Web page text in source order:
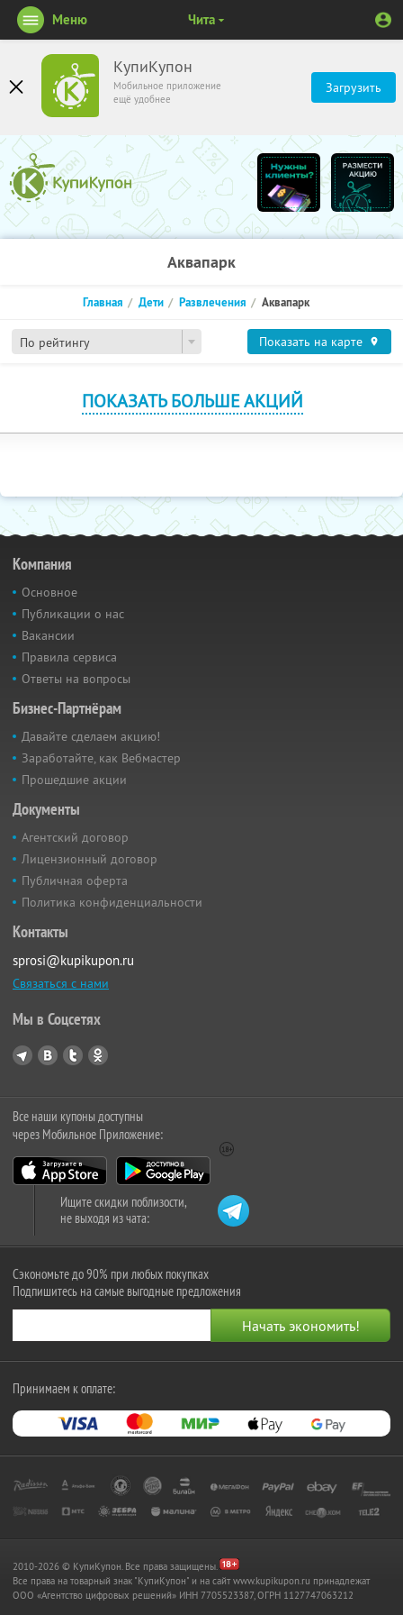
КупиКупон
Мобильное приложение
ещё удобнее
Загрузить
Меню Чита
Аквапарк
По рейтингу
Главная Дети Развлечения Аквапарк
Показать на карте
ПОКАЗАТЬ БОЛЬШЕ АКЦИЙ
Компания
Основное
Публикации о нас
Вакансии
Правила сервиса
Ответы на вопросы
Бизнес-Партнёрам
Давайте сделаем акцию!
Заработайте, как Вебмастер
Прошедшие акции
Документы
Агентский договор
Лицензионный договор
Публичная оферта
Политика конфиденциальности
Контакты
sprosi@kupikupon.ru
Связаться с нами
Мы в Соцсетях
Все наши купоны доступны
через Мобильное Приложение:
Ищите скидки поблизости,
не выходя из чата:
Сэкономьте до 90% при любых покупках
Подпишитесь на самые выгодные предложения
Принимаем к оплате:
2010-2026 © КупиКупон. Все права защищены.
Все права на товарный знак "КупиКупон" и на сайт www.kupikupon.ru принадлежат
OOO «Агентство цифровых решений» ИНН 7705523387, ОГРН 1127747063212